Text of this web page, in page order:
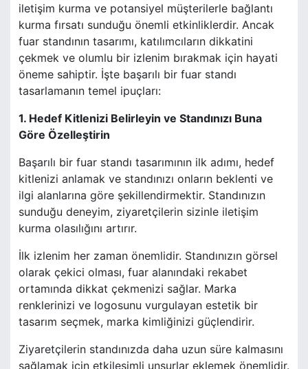
iletişim kurma ve potansiyel müşterilerle bağlantı
kurma fırsatı sunduğu önemli etkinliklerdir. Ancak
fuar standının tasarımı, katılımcıların dikkatini
çekmek ve olumlu bir izlenim bırakmak için hayati
öneme sahiptir. İşte başarılı bir fuar standı
tasarlamanın temel ipuçları:
1. Hedef Kitlenizi Belirleyin ve Standınızı Buna
Göre Özelleştirin
Başarılı bir fuar standı tasarımının ilk adımı, hedef
kitlenizi anlamak ve standınızı onların beklenti ve
ilgi alanlarına göre şekillendirmektir. Standınızın
sunduğu deneyim, ziyaretçilerin sizinle iletişim
kurma olasılığını artırır.
İlk izlenim her zaman önemlidir. Standınızın görsel
olarak çekici olması, fuar alanındaki rekabet
ortamında dikkat çekmenizi sağlar. Marka
renklerinizi ve logosunu vurgulayan estetik bir
tasarım seçmek, marka kimliğinizi güçlendirir.
Ziyaretçilerin standınızda daha uzun süre kalmasını
sağlamak için etkileşimli unsurlar eklemek önemlidir.